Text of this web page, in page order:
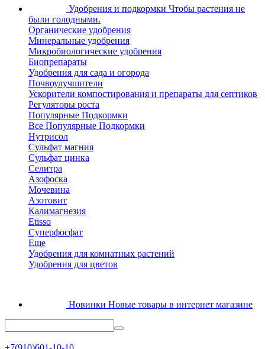
Удобрения и подкормки Чтобы растения не
были голодными.
Органические удобрения
Минеральные удобрения
Микробиологические удобрения
Биопрепараты
Удобрения для сада и огорода
Почвоулучшители
Ускорители компостирования и препараты для септиков
Регуляторы роста
Популярные Подкормки
Все Популярные Подкормки
Нутрисол
Сульфат магния
Сульфат цинка
Селитра
Азофоска
Мочевина
Азотовит
Калимагнезия
Etisso
Суперфосфат
Еще
Удобрения для комнатных растений
Удобрения для цветов
Новинки Новые товары в интернет магазине